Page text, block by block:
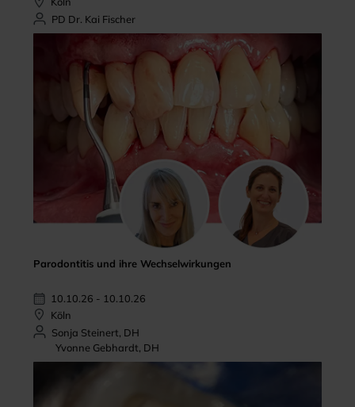
PD Dr. Kai Fischer
Parodontitis und ihre Wechselwirkungen
10.10.26 - 10.10.26
Köln
Sonja Steinert, DH
Yvonne Gebhardt, DH